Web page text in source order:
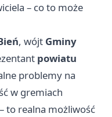
– co to może
, wójt Gminy
powiatu
problemy na
w gremiach
to realna możliwość